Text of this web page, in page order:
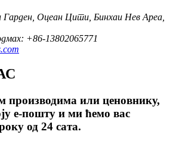
Гарден, Оцеан Цити, Бинхаи Нев Ареа,
+86-13802065771
производима или ценовнику,
е-пошту и ми ћемо вас
од 24 сата.